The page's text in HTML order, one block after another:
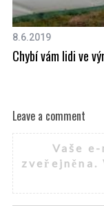
8.6.2019
Chybí vám lidi ve
Leave a comment
Vaše
zveřejněna.